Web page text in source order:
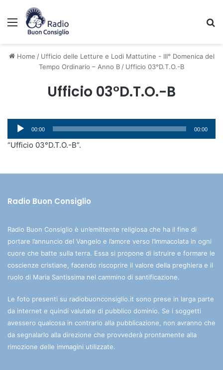
Menu
Home / Ufficio delle Letture e Lodi Mattutine - III° Domenica del
Tempo Ordinario – Anno B / Ufficio 03°D.T.O.-B
Ufficio 03°D.T.O.-B
Audio
Player
00:00 00:00
“Ufficio 03°D.T.O.-B”.
Radio Buon Consiglio
Radio Buon Consiglio è un’emittente religiosa che ha il fine di
portare l’annuncio del Vangelo e l’amore verso l’Immacolata in ogni
cuore che batte sulla terra. Essa si propone di istruire e formare le
coscienze cristiane, facendo riscoprire il valore della preghiera e il
ruolo di Maria Santissima nel cammino di santificazione.
Le foto presenti su radiobuonconsiglio.it sono prese in larga parte
da internet e quindi valutate di pubblico dominio. Se i soggetti
avessero qualcosa in contrario alla pubblicazione, non avranno che
da segnalarlo alla direzione che provvederà prontamente alla
rimozione delle immagini utilizzate.